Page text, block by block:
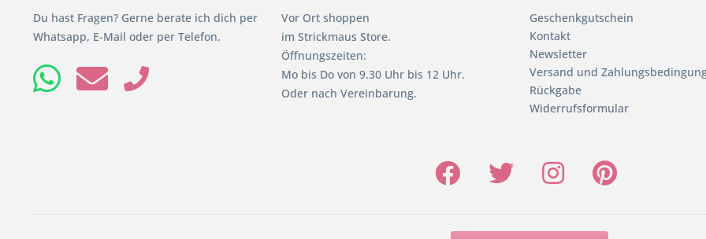
Du hast Fragen? Gerne berate ich dich per
Whatsapp, E-Mail oder per Telefon.
Vor Ort shoppen
im Strickmaus Store.
Öffnungszeiten:
Mo bis Do von 9.30 Uhr bis 12 Uhr.
Oder nach Vereinbarung.
Geschenkgutschein
Kontakt
Newsletter
Versand und
Rückgabe
Widerrufsformular